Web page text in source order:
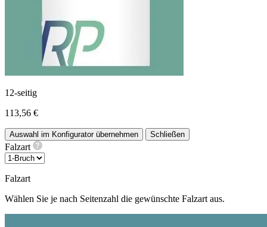
12-seitig
113,56 €
Auswahl im Konfigurator übernehmen Schließen
Falzart
Falzart
Wählen Sie je nach Seitenzahl die gewünschte Falzart aus.